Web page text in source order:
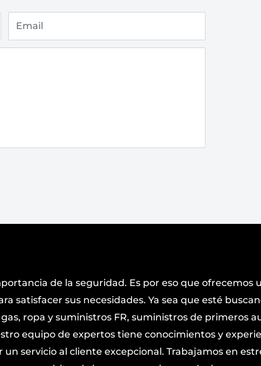
Email
de la seguridad. Es por eso que ofrecemos
satisfacer sus necesidades. Ya sea que esté
ropa y suministros FR, suministros de primeros
equipo de expertos tiene conocimientos y
servicio al cliente excepcional. Trabajamos en